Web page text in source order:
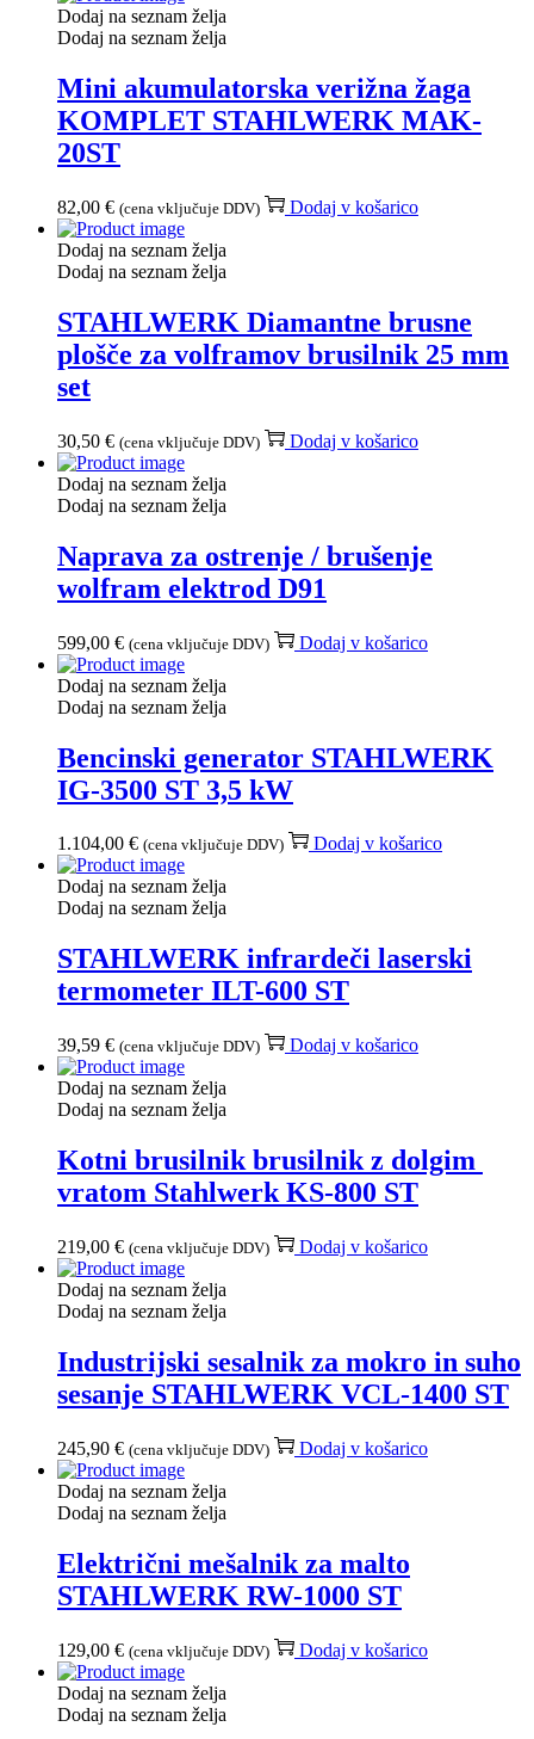
Dodaj na seznam želja
Dodaj na seznam želja
Mini akumulatorska verižna žaga
KOMPLET STAHLWERK MAK-
20ST
82,00 € (cena vključuje DDV) Dodaj v košarico
Dodaj na seznam želja
Dodaj na seznam želja
STAHLWERK Diamantne brusne
plošče za volframov brusilnik 25 mm
set
30,50 € (cena vključuje DDV) Dodaj v košarico
Dodaj na seznam želja
Dodaj na seznam želja
Naprava za ostrenje / brušenje
wolfram elektrod D91
599,00 € (cena vključuje DDV) Dodaj v košarico
Dodaj na seznam želja
Dodaj na seznam želja
Bencinski generator STAHLWERK
IG-3500 ST 3,5 kW
1.104,00 € (cena vključuje DDV) Dodaj v košarico
Dodaj na seznam želja
Dodaj na seznam želja
STAHLWERK infrardeči laserski
termometer ILT-600 ST
39,59 € (cena vključuje DDV) Dodaj v košarico
Dodaj na seznam želja
Dodaj na seznam želja
Kotni brusilnik brusilnik z dolgim ​​
vratom Stahlwerk KS-800 ST
219,00 € (cena vključuje DDV) Dodaj v košarico
Dodaj na seznam želja
Dodaj na seznam želja
Industrijski sesalnik za mokro in suho
sesanje STAHLWERK VCL-1400 ST
245,90 € (cena vključuje DDV) Dodaj v košarico
Dodaj na seznam želja
Dodaj na seznam želja
Električni mešalnik za malto
STAHLWERK RW-1000 ST
129,00 € (cena vključuje DDV) Dodaj v košarico
Dodaj na seznam želja
Dodaj na seznam želja